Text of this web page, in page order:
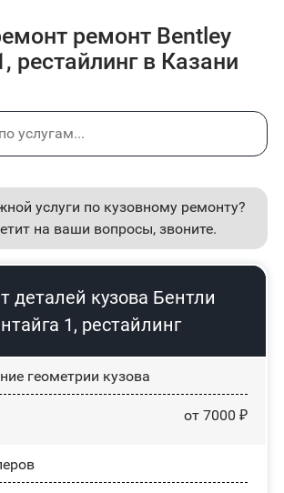
ремонт Bentley
рестайлинг в Казани
услуги по кузовному ремонту?
на ваши вопросы, звоните.
деталей кузова Бентли
1, рестайлинг
геометрии кузова
от 7000 ₽